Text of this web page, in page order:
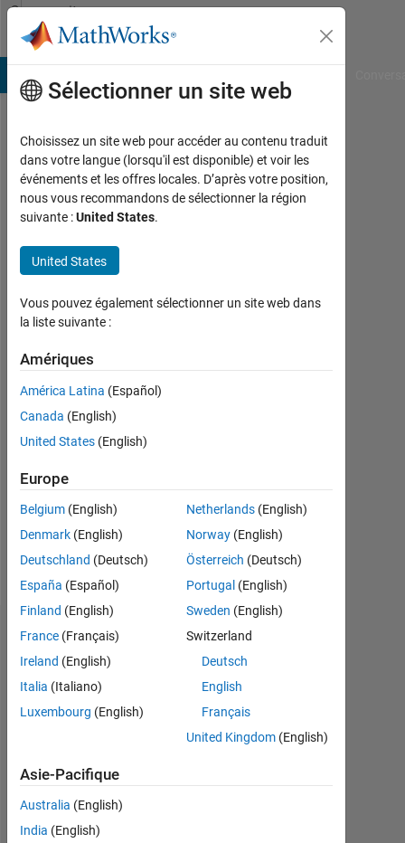
Passer au contenu
Community
Profile
Ali
Nouri
Last
plus
de 6
y a
Actif
depuis
2019
0
Following:
0
Follow
Badges
Nouri's
Badges
Answers
Badges
Sélectionner un site web
Choisissez un site web pour accéder au contenu traduit
dans votre langue (lorsqu'il est disponible) et voir les
événements et les offres locales. D’après votre position,
nous vous recommandons de sélectionner la région
suivante :United States.
United States
Vous pouvez également sélectionner un site web dans
la liste suivante :
Amériques
América Latina (Español)
Canada (English)
United States (English)
Europe
Belgium (English)
Denmark (English)
Deutschland (Deutsch)
España (Español)
Finland (English)
France (Français)
Ireland (English)
Italia (Italiano)
Luxembourg (English)
Netherlands(English)
Norway(English)
Österreich (Deutsch)
Portugal (English)
Sweden (English)
Switzerland
Deutsch
English
Français
United Kingdom(English)
Asie-Pacifique
Australia (English)
India (English)